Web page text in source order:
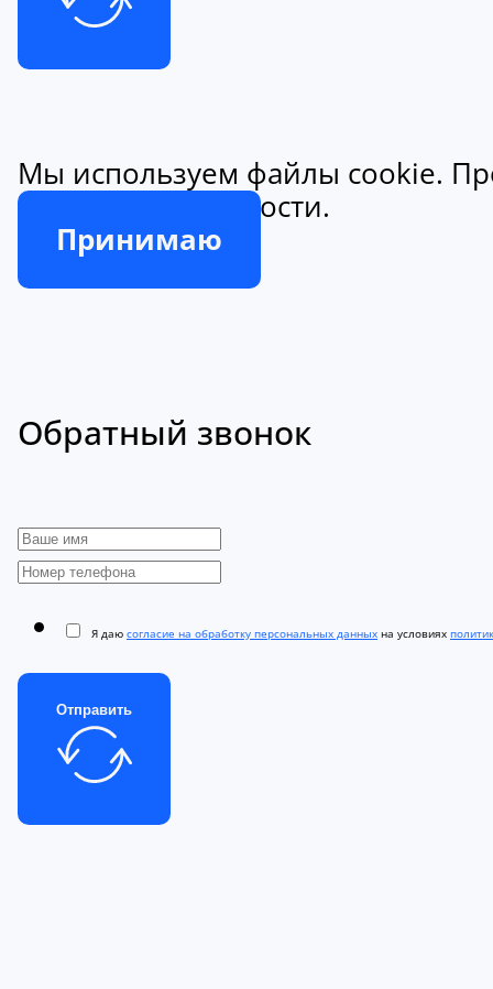
Мы используем файлы cookie.
конфиденциальности.
Принимаю
Обратный звонок
Я даю согласие на обработку персональных данных на условиях
Отправить